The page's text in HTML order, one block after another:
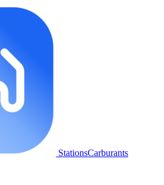
StationsCarburants